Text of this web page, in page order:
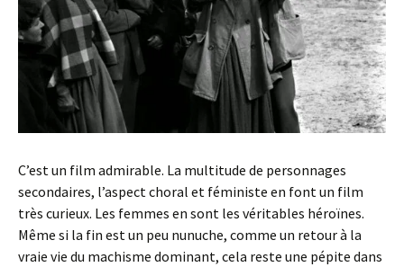
C’est un film admirable. La multitude de personnages
secondaires, l’aspect choral et féministe en font un film
très curieux. Les femmes en sont les véritables héroïnes.
Même si la fin est un peu nunuche, comme un retour à la
vraie vie du machisme dominant, cela reste une pépite dans